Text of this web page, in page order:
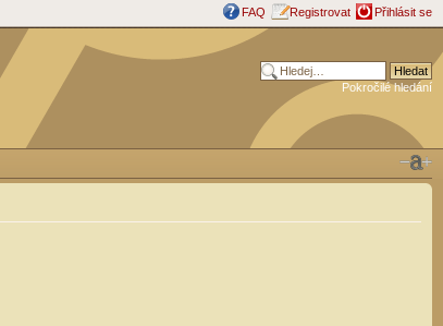
FAQ Registrovat Přihlásit se
Pokročilé hledání